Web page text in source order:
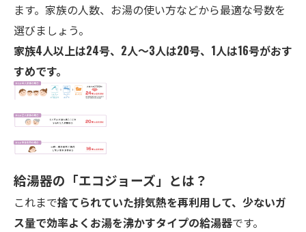
ます。家族の人数、お湯の使い方などから最適な号数を
選びましょう。
家族4人以上は24号、2人～3人は20号、1人は16号がおす
すめです。
給湯器の「エコジョーズ」とは？
これまで捨てられていた排気熱を再利用して、少ないガ
ス量で効率よくお湯を沸かすタイプの給湯器です。